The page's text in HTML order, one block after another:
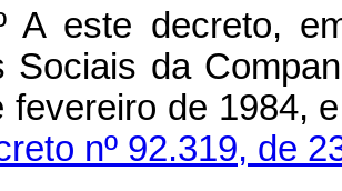
A este decreto,
Sociais da
fevereiro de 1984,
nº 92.319, de